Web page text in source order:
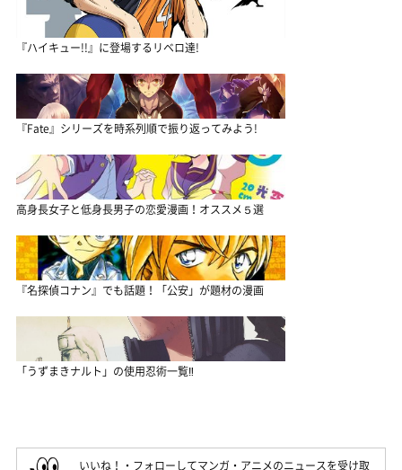
『ハイキュー!!』に登場するリベロ達!
『Fate』シリーズを時系列順で振り返ってみよう!
高身長女子と低身長男子の恋愛漫画！オススメ５選
『名探偵コナン』でも話題！「公安」が題材の漫画
「うずまきナルト」の使用忍術一覧‼
いいね！・フォローしてマンガ・アニメのニュースを受け取